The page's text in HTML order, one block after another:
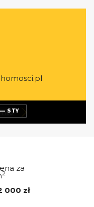
STY
za
2
000 zł